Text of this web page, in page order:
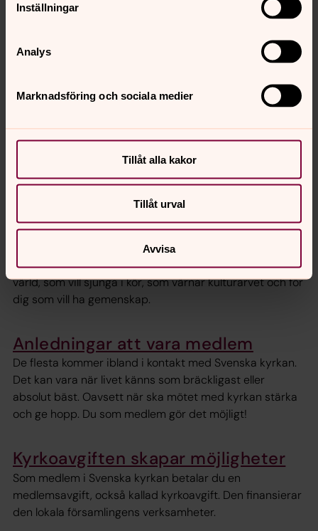
Inställningar
Analys
Marknadsföring och sociala medier
Tillåt alla kakor
Tillåt urval
Avvisa
Foto: Magnus Aronsson
Bli medlem
I Svenska kyrkan finns det plats för dig som tror – eller
tvivlar. För dig som längtar efter rättvisa och en bättre
värld, som vill sjunga i kör, som värnar kulturarvet och för
dig som vill ha gemenskap.
Anledningar att vara medlem
De flesta kommer ibland i kontakt med Svenska kyrkan.
Det kan vara när livet känns som bräckligast eller
absolut bäst. Oavsett när ska mötet med kyrkan stärka
och ge hopp. Du som medlem gör det möjligt!
Kyrkoavgiften skapar möjligheter
Som medlem i Svenska kyrkan betalar du en
medlemsavgift, också kallad kyrkoavgift. Den finansierar
den lokala församlingens verksamheter.